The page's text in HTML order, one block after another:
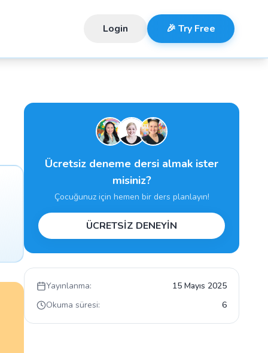
Login 🎉 Try Free
Ücretsiz deneme dersi almak ister
misiniz?
Çocuğunuz için hemen bir ders planlayın!
ÜCRETSİZ DENEYİN
Yayınlanma:
15 Mayıs 2025
Okuma süresi:
6